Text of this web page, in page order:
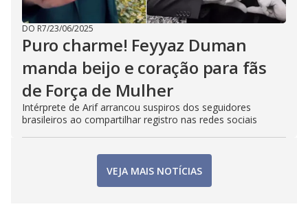
DO R7/23/06/2025
Puro charme! Feyyaz Duman
manda beijo e coração para fãs
de Força de Mulher
Intérprete de Arif arrancou suspiros dos seguidores
brasileiros ao compartilhar registro nas redes sociais
VEJA MAIS NOTÍCIAS